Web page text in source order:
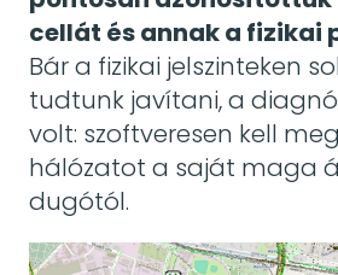
cellát és annak a fizikai
Bár a fizikai jelszinteken
tudtunk javítani, a
volt: szoftveresen kell
hálózatot a saját maga
dugótól.